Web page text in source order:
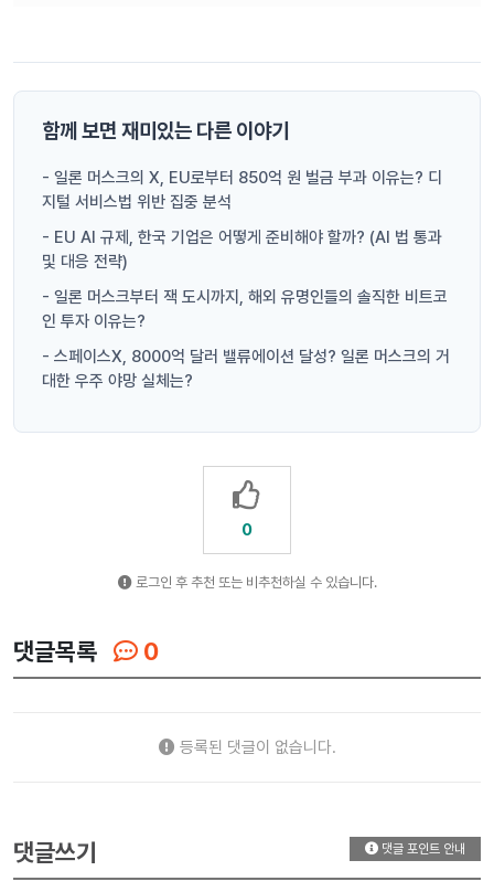
함께 보면 재미있는 다른 이야기
- 일론 머스크의 X, EU로부터 850억 원 벌금 부과 이유는? 디
지털 서비스법 위반 집중 분석
- EU AI 규제, 한국 기업은 어떻게 준비해야 할까? (AI 법 통과
및 대응 전략)
- 일론 머스크부터 잭 도시까지, 해외 유명인들의 솔직한 비트코
인 투자 이유는?
- 스페이스X, 8000억 달러 밸류에이션 달성? 일론 머스크의 거
대한 우주 야망 실체는?
0
로그인 후 추천 또는 비추천하실 수 있습니다.
댓글목록 0
등록된 댓글이 없습니다.
댓글쓰기 댓글 포인트 안내